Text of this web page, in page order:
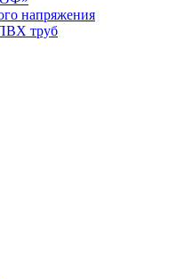
напряжения
труб